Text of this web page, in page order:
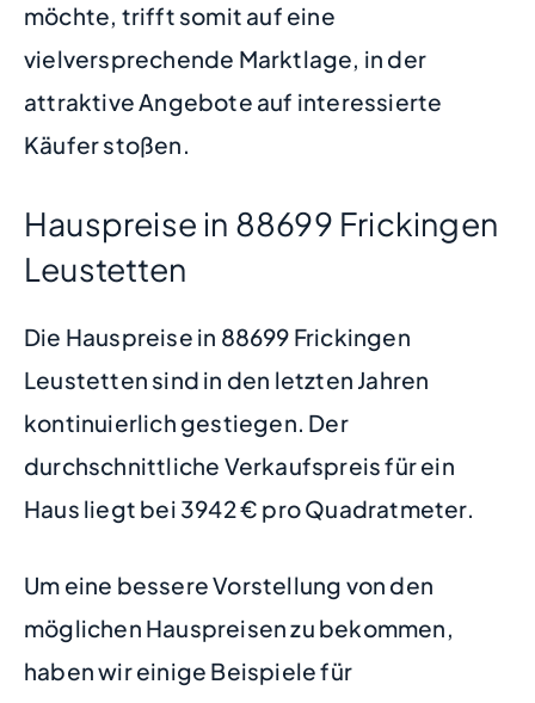
möchte, trifft somit auf eine
vielversprechende Marktlage, in der
attraktive Angebote auf interessierte
Käufer stoßen.
Hauspreise in 88699 Frickingen
Leustetten
Die Hauspreise in 88699 Frickingen
Leustetten sind in den letzten Jahren
kontinuierlich gestiegen. Der
durchschnittliche Verkaufspreis für ein
Haus liegt bei 3942 € pro Quadratmeter.
Um eine bessere Vorstellung von den
möglichen Hauspreisen zu bekommen,
haben wir einige Beispiele für